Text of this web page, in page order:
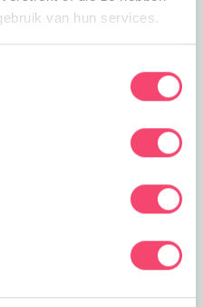
van hun services.